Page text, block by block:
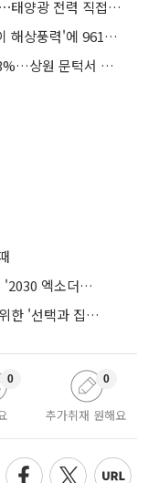
중부발전, 대불산단 RE100 달성 지원⋯태양광 전력 직접 공급
중부발전, 국내 최대 390MW '신안우이 해상풍력'에 961억 출자
美 클래리티 법안 연내 통과 가능성 13%…상원 문턱서 제동
"지방행 땐 퇴사"⋯2차 공공기관 이전 '2030 엑소더스' 뇌관
범용 버리고 고부가로⋯K-석화, 생존 위한 '선택과 집중'
0
추가취재 원해요
0